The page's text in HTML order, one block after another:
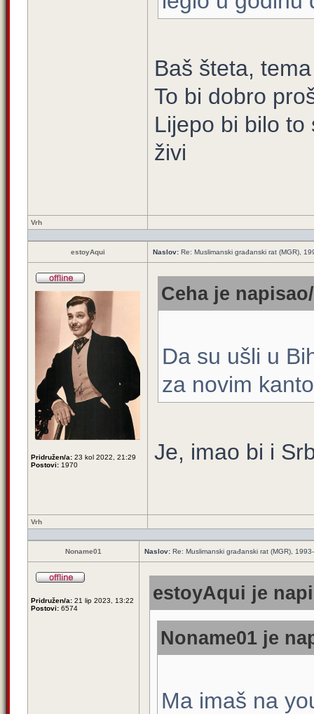
Baš šteta,
To bi dobro
Lijepo bi bilo to
živi
Vrh
estoyAqui Naslov: Re: Muslimanski građanski rat (MGR),
Pridružen/a: 23 kol 2022, 21:29
Postovi: 1970
Ceha je
Da su ušli u
za novim
Je, imao bi i
Vrh
Noname01 Naslov: Re: Muslimanski građanski rat (MGR),
Pridružen/a: 21 lip 2023, 13:22
Postovi: 6574
estoyAqui je
Noname01 je
Ma imaš na